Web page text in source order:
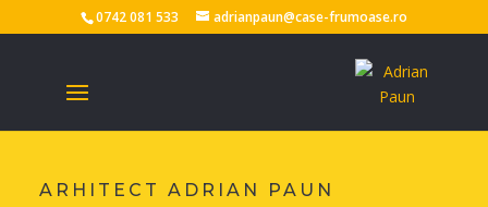
0742 081 533 adrianpaun@case-frumoase.ro
ARHITECT ADRIAN PAUN